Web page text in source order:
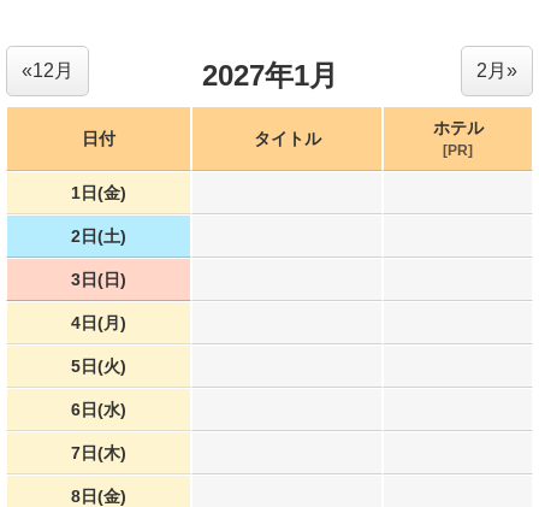
2027年1月 2月»
«12月
日付 タイトル
ホテル
[PR]
1日(金)
2日(土)
3日(日)
4日(月)
5日(火)
6日(水)
7日(木)
8日(金)